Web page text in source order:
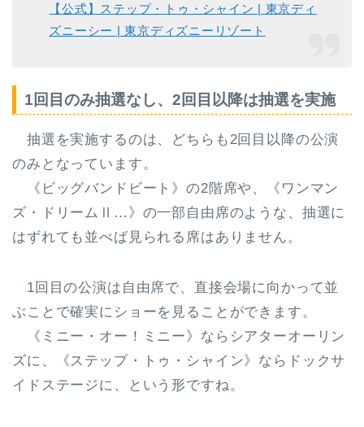
【公式】ステップ・トゥ・シャイン | 東京ディ
ズニーシー | 東京ディズニーリゾート
1回目のみ抽選なし、2回目以降は抽選を実施
抽選を実施するのは、どちらも 2回目以降の公演
のみ となっています。
《ビッグバンドビート》の2階席や、《ワンマン
ズ・ドリームⅡ…》の一部自由席のような、 抽選に
はずれても並べば見られる席はありません。
1回目の公演は自由席で、直接会場に向かって並
ぶことで確実にショーを見ることができます。
《ミニー・オー！ミニー》ならシアターオーリン
ズに、《ステップ・トゥ・シャイン》ならドックサ
イドステージに、という形ですね。